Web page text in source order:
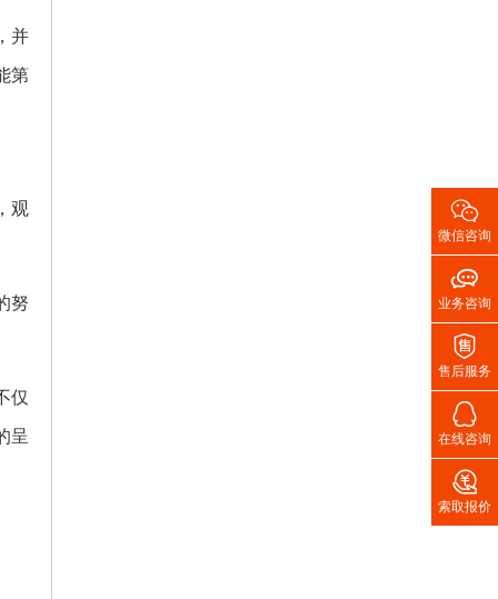
并
第
观
努
仅
呈

微信咨询

业务咨询

售后服务

在线咨询

索取报价